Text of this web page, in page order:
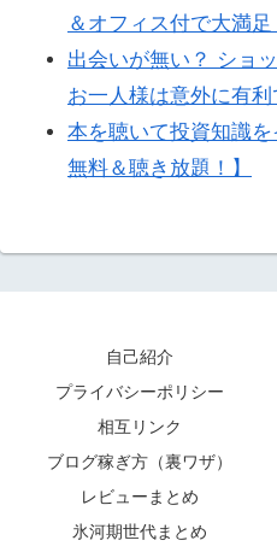
＆オフィス付で大満足
出会いが無い？ ショ
お一人様は意外に有利
本を聴いて投資知識
無料＆聴き放題！】
自己紹介
プライバシーポリシー
相互リンク
ブログ稼ぎ方（裏ワザ）
レビューまとめ
氷河期世代まとめ